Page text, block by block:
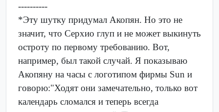
----------
*Эту шутку придумал Акопян. Но это не
значит, что Серхио глуп и не может выкинуть
остроту по первому требованию. Вот,
например, был такой случай. Я показываю
Акопяну на часы с логотипом фирмы Sun и
говорю:"Ходят они замечательно, только вот
календарь сломался и теперь всегда